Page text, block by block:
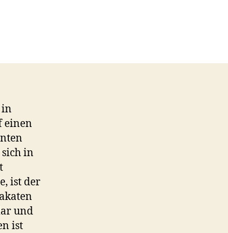
in
einen
sich in
ist der
und
ist